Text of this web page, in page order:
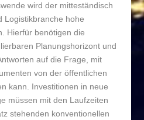
wird der mitteständisch
Logistikbranche hohe
Hierfür benötigen die
Planungshorizont und
auf die Frage, mit
von der öffentlichen
kann. Investitionen in neue
müssen mit den Laufzeiten
stehenden konventionellen